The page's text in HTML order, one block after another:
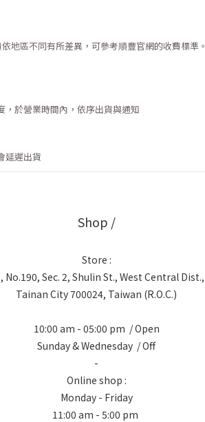
地區不同有所差異，可參考順豐官網的收費標準。
於營業時間內，依序出貨與通知
延遲出貨
Shop /
Store :
No.190, Sec. 2, Shulin St., West Central Dist.,
Tainan City 700024, Taiwan (R.O.C.)
10:00 am - 05:00 pm / Open
Sunday & Wednesday / Off
-
Online shop :
Monday - Friday
11:00 am - 5:00 pm